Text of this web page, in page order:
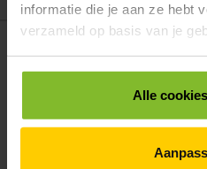
informatie die je aan ze hebt
verzameld op basis van je
Alle
POSTDOOS
Voor een veilige
VOOR BOEKEN TOT
EXTRA STEVIG